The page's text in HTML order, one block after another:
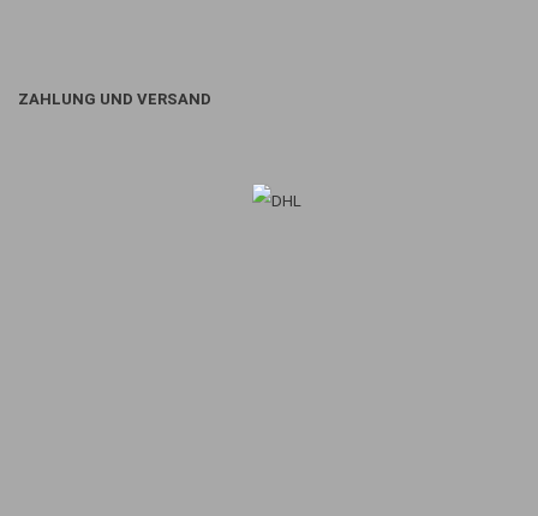
ZAHLUNG UND VERSAND